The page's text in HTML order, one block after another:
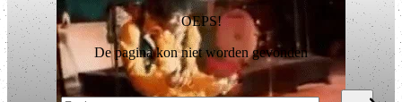
OEPS!
De pagina kon niet worden gevonden